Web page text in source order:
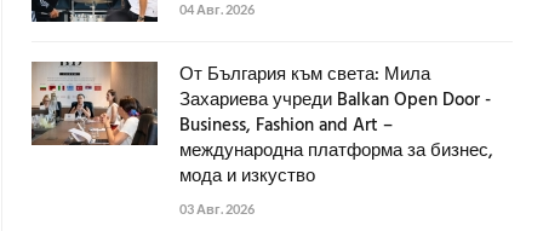
04 Авг. 2026
От България към света: Мила
Захариева учреди Balkan Open Door -
Business, Fashion and Art –
международна платформа за бизнес,
мода и изкуство
03 Авг. 2026